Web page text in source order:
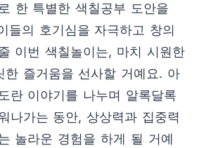
한 특별한 색칠공부 도안을
들의 호기심을 자극하고 창의
이번 색칠놀이는, 마치 시원한
한 즐거움을 선사할 거예요. 아
란 이야기를 나누며 알록달록
나가는 동안, 상상력과 집중력
놀라운 경험을 하게 될 거예